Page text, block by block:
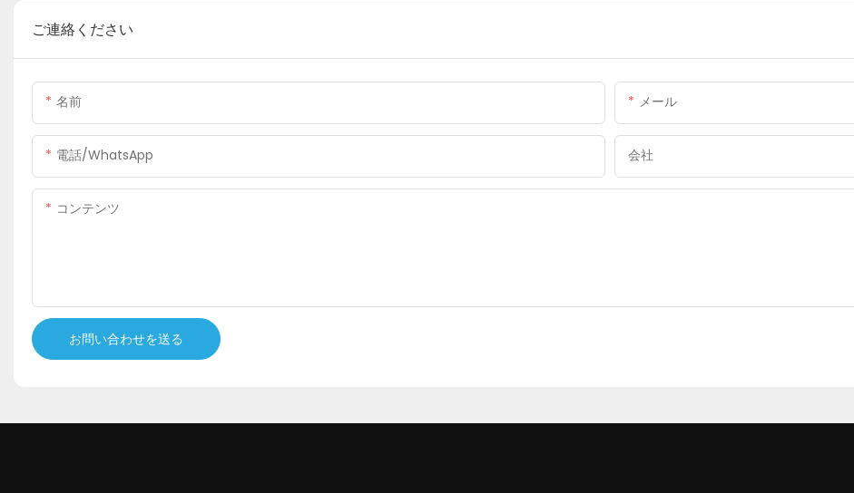
ご連絡ください
名前 メール
電話/WhatsApp 会社
コンテンツ
お問い合わせを送る